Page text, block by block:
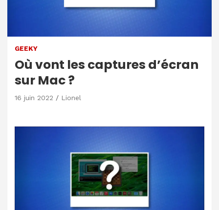
GEEKY
Où vont les captures d’écran
sur Mac ?
16 juin 2022 Lionel